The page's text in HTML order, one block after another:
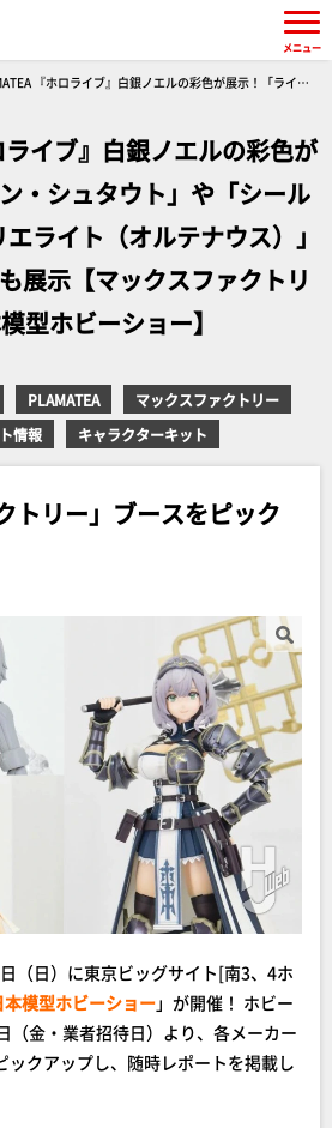
『ホロライブ』白銀ノエルの彩色が展示！「ライザ
ライブ』白銀ノエルの彩色が
・シュタウト」や「シール
ライト（オルテナウス）」
展示【マックスファクトリ
型ホビーショー】
PLAMATEA
マックスファクトリー
情報 キャラクターキット
トリー」ブースをピック
（日）に東京ビッグサイト[南3、4ホ
模型ホビーショー」が開催！ ホビー
（金・業者招待日）より、各メーカー
ックアップし、随時レポートを掲載し
メニュー